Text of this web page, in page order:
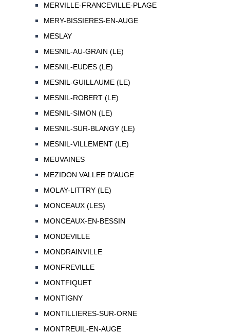
MERVILLE-FRANCEVILLE-PLAGE
MERY-BISSIERES-EN-AUGE
MESLAY
MESNIL-AU-GRAIN (LE)
MESNIL-EUDES (LE)
MESNIL-GUILLAUME (LE)
MESNIL-ROBERT (LE)
MESNIL-SIMON (LE)
MESNIL-SUR-BLANGY (LE)
MESNIL-VILLEMENT (LE)
MEUVAINES
MEZIDON VALLEE D'AUGE
MOLAY-LITTRY (LE)
MONCEAUX (LES)
MONCEAUX-EN-BESSIN
MONDEVILLE
MONDRAINVILLE
MONFREVILLE
MONTFIQUET
MONTIGNY
MONTILLIERES-SUR-ORNE
MONTREUIL-EN-AUGE